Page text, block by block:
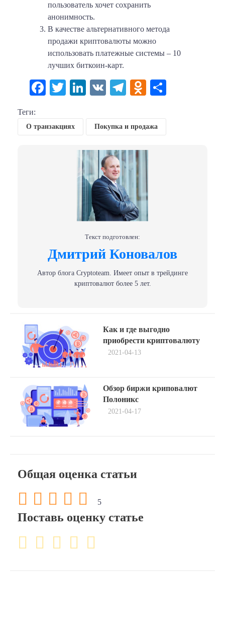
пользователь хочет сохранить
анонимность.
В качестве альтернативного метода
продажи криптовалюты можно
использовать платежные системы – 10
лучших биткоин-карт.
Facebook
TwitterLinkedIn
VK Telegram
Теги:
О транзакциях Покупка и продажа
Текст подготовлен:
Дмитрий Коновалов
Автор блога Сryptoteam. Имеет опыт в трейдинге
криптовалют более 5 лет.
Навигация
по
записям
Как и где выгодно
приобрести криптовалюту
2021-04-13
post:
Обзор биржи криповалют
Полоникс
2021-04-17
Общая оценка статьи
5
Поставь оценку статье